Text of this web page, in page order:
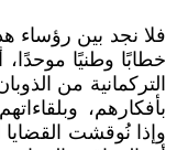
فلا نجد بين رؤساء
خطابًا وطنيًا
التركمانية من
بأفكارهم،
وإذا نُوقشت القضايا